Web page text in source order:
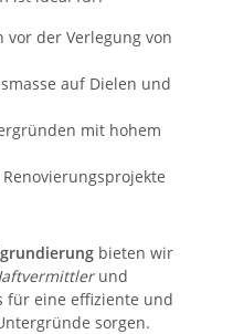
vor der Verlegung von
auf Dielen und
mit hohem
bieten wir
und
für eine effiziente und
sorgen.